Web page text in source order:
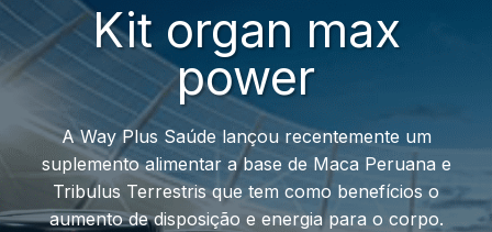
Kit organ max
power
A Way Plus Saúde lançou recentemente um
suplemento alimentar a base de Maca Peruana e
Tribulus Terrestris que tem como benefícios o
aumento de disposição e energia para o corpo.